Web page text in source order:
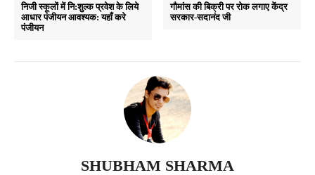
निजी स्कूलों में नि:शुल्क प्रवेश के लिये
आधार पंजीयन आवश्यक: यहाँ करे
पंजीयन
गौमांस की बिक्री पर रोक लगाए केंद्र
सरकार-सदानंद जी
SHUBHAM SHARMA